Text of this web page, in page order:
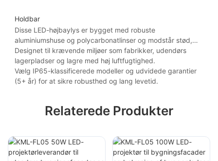
Holdbar
Disse LED-højbaylys er bygget med robuste
aluminiumshuse og polycarbonatlinser og modstår stød,
støv og fugt i barske industrielle miljøer.
Designet til krævende miljøer som fabrikker, udendørs
lagerpladser og lagre med høj luftfugtighed.
Vælg IP65-klassificerede modeller og udvidede garantier
(5+ år) for at sikre robusthed og lang levetid.
Relaterede Produkter